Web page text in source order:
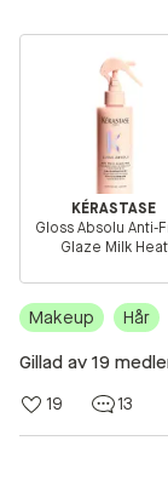
👋Är du ny
Beauty Talks
Alla inlägg
Beauty
Beauty Kits
Beauty Routines
Help a shopper!
KÉRASTASE
Gloss Absolu Anti-
Glaze Milk Heat
Makeup
Hår
Gillad av 19
19 13